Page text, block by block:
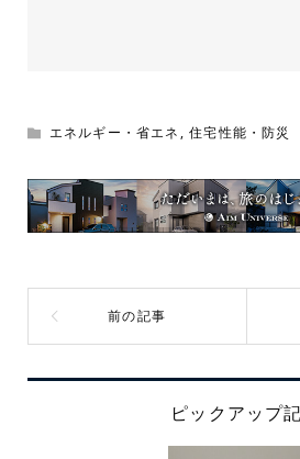
エネルギー・省エネ ,住宅性能・防災
ピックアップ